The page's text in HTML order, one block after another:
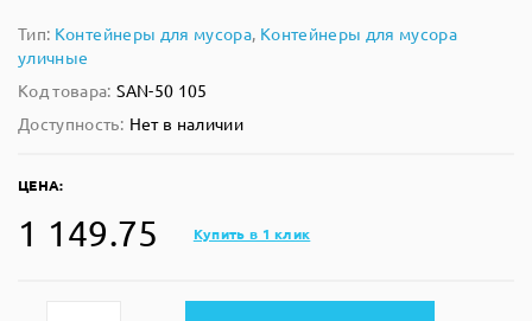
Тип: Контейнеры для мусора, Контейнеры для мусора
уличные
Код товара: SAN-50 105
Доступность: Нет в наличии
ЦЕНА:
1 149.75 Купить в 1 клик